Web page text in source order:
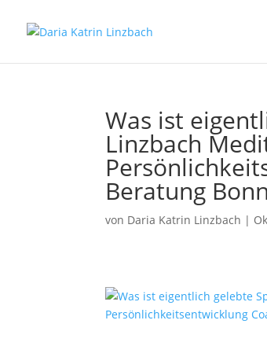
Was ist
Linzbach
Beratung
von Daria Katrin Linzbach |